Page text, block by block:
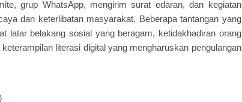
grup WhatsApp, mengirim surat edaran, dan kegiatan
dan keterlibatan masyarakat. Beberapa tantangan yang
latar belakang sosial yang beragam, ketidakhadiran orang
literasi digital yang mengharuskan pengulangan